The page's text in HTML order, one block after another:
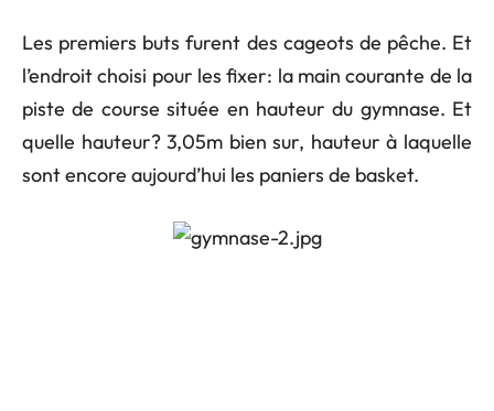
Les premiers buts furent des cageots de pêche. Et
l’endroit choisi pour les fixer: la main courante de la
piste de course située en hauteur du gymnase. Et
quelle hauteur? 3,05m bien sur, hauteur à laquelle
sont encore aujourd’hui les paniers de basket.